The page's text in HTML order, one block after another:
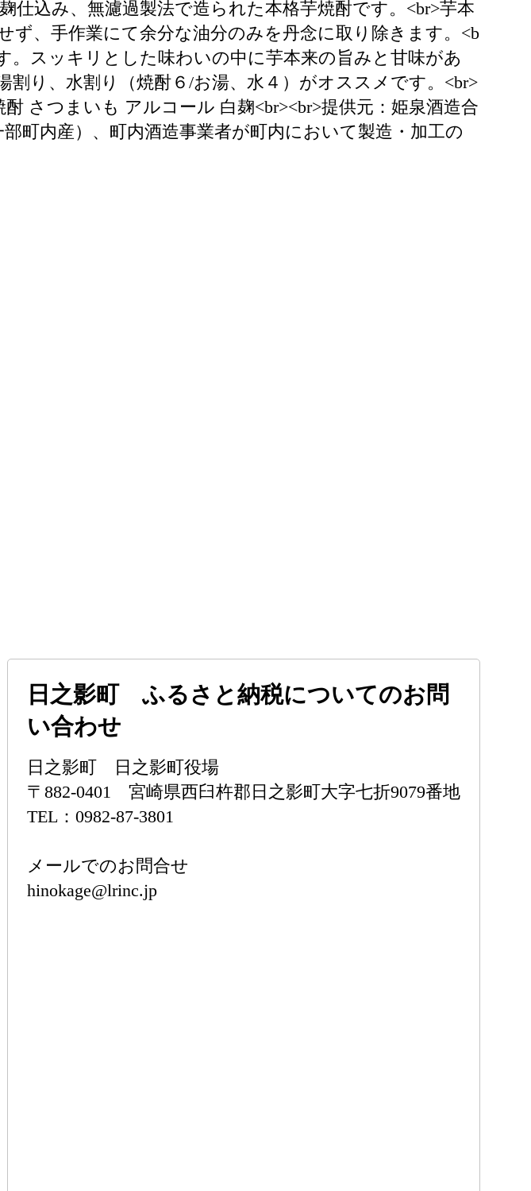
込み、無濾過製法で造られた本格芋焼酎です。<br>芋本
、手作業にて余分な油分のみを丹念に取り除きます。<b
スッキリとした味わいの中に芋本来の旨みと甘味があ
り、水割り（焼酎６/お湯、水４）がオススメです。<br>
さつまいも アルコール 白麹<br><br>提供元：姫泉酒造合
町内産）、町内酒造事業者が町内において製造・加工の
日之影町 ふるさと納税についてのお問
い合わせ
日之影町 日之影町役場
〒882-0401 宮崎県西臼杵郡日之影町大字七折9079番地
TEL：0982-87-3801
メールでのお問合せ
hinokage@lrinc.jp